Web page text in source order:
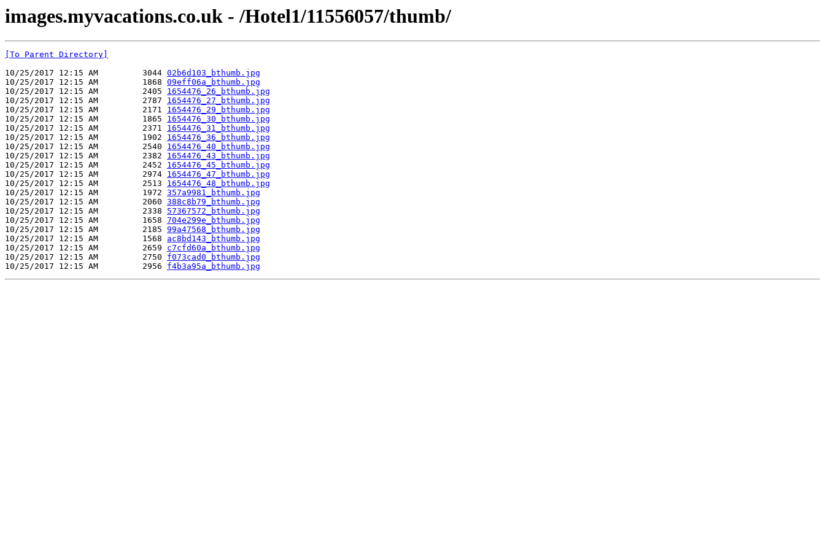
images.myvacations.co.uk - /Hotel1/11556057/thumb/
[To Parent Directory]
10/25/2017 12:15 AM         3044 02b6d103_bthumb.jpg
10/25/2017 12:15 AM         1868 09eff06a_bthumb.jpg
10/25/2017 12:15 AM         2405 1654476_26_bthumb.jpg
10/25/2017 12:15 AM         2787 1654476_27_bthumb.jpg
10/25/2017 12:15 AM         2171 1654476_29_bthumb.jpg
10/25/2017 12:15 AM         1865 1654476_30_bthumb.jpg
10/25/2017 12:15 AM         2371 1654476_31_bthumb.jpg
10/25/2017 12:15 AM         1902 1654476_36_bthumb.jpg
10/25/2017 12:15 AM         2540 1654476_40_bthumb.jpg
10/25/2017 12:15 AM         2382 1654476_43_bthumb.jpg
10/25/2017 12:15 AM         2452 1654476_45_bthumb.jpg
10/25/2017 12:15 AM         2974 1654476_47_bthumb.jpg
10/25/2017 12:15 AM         2513 1654476_48_bthumb.jpg
10/25/2017 12:15 AM         1972 357a9981_bthumb.jpg
10/25/2017 12:15 AM         2060 388c8b79_bthumb.jpg
10/25/2017 12:15 AM         2338 57367572_bthumb.jpg
10/25/2017 12:15 AM         1658 704e299e_bthumb.jpg
10/25/2017 12:15 AM         2185 99a47568_bthumb.jpg
10/25/2017 12:15 AM         1568 ac8bd143_bthumb.jpg
10/25/2017 12:15 AM         2659 c7cfd60a_bthumb.jpg
10/25/2017 12:15 AM         2750 f073cad0_bthumb.jpg
10/25/2017 12:15 AM         2956 f4b3a95a_bthumb.jpg